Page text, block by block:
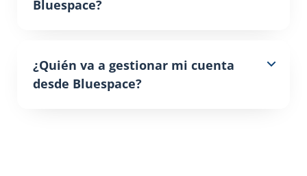
Bluespace?
¿Quién va a gestionar mi cuenta
desde Bluespace?